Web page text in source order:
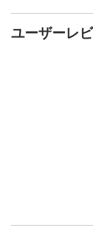
ユーザーレ